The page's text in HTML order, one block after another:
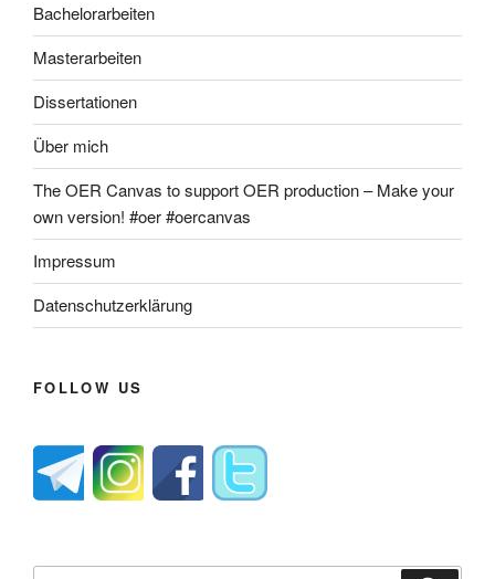
Bachelorarbeiten
Masterarbeiten
Dissertationen
Über mich
The OER Canvas to support OER production – Make your
own version! #oer #oercanvas
Impressum
Datenschutzerklärung
FOLLOW US